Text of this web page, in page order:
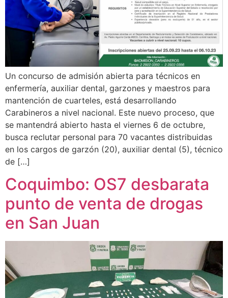
Un concurso de admisión abierta para técnicos en
enfermería, auxiliar dental, garzones y maestros para
mantención de cuarteles, está desarrollando
Carabineros a nivel nacional. Este nuevo proceso, que
se mantendrá abierto hasta el viernes 6 de octubre,
busca reclutar personal para 70 vacantes distribuidas
en los cargos de garzón (20), auxiliar dental (5), técnico
de […]
Coquimbo: OS7 desbarata
punto de venta de drogas
en San Juan